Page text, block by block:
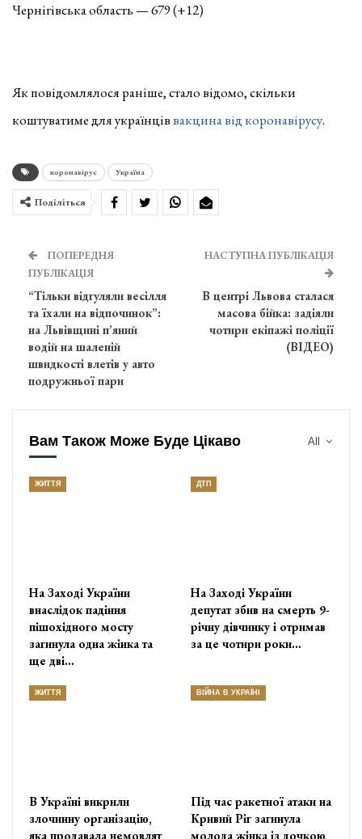
Чернігівська область — 679 (+12)
Як повідомлялося раніше, стало відомо, скільки
коштуватиме для українціввакцина від коронавірусу.
коронавірус Україна
Поділіться
ПОПЕРЕДНЯ
ПУБЛІКАЦІЯ
“Тільки відгуляли весілля
та їхали на відпочинок”:
на Львівщині п’яний
водій на шаленій
швидкості влетів у авто
подружньої пари
НАСТУПНА ПУБЛІКАЦІЯ
В центрі Львова сталася
масова бійка: задіяли
чотири екіпажі поліції
(ВІДЕО)
All
Вам Також Може Буде Цікаво
ЖИТТЯ
На Заході України
внаслідок падіння
пішохідного мосту
загинула одна жінка та
ще дві…
ДТП
На Заході України
депутат збив на смерть 9-
річну дівчинку і отримав
за це чотири роки…
ЖИТТЯ
В Україні викрили
злочинну організацію,
яка продавала немовлят
ВІЙНА В УКРАЇНІ
Під час ракетної атаки на
Кривий Ріг загинула
молода жінка із дочкою